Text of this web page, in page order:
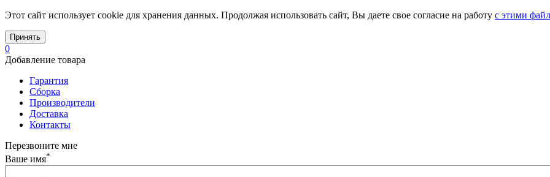
Этот сайт использует cookie для хранения данных. Продолжая использовать сайт, Вы даете свое согласие на работу с этими
Принять
0
Добавление товара
Гарантия
Сборка
Производители
Доставка
Контакты
Перезвоните мне
Ваше имя*